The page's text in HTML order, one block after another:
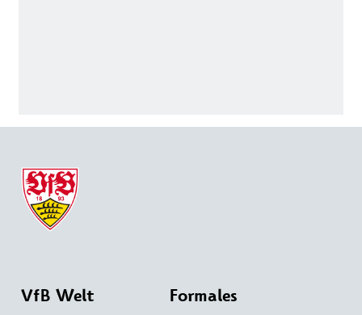
VfB Welt Formales